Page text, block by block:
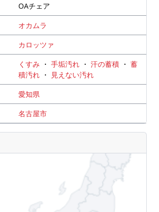
OAチェア
オカムラ
カロッツァ
くすみ ・ 手垢汚れ ・ 汗の蓄積 ・ 蓄
積汚れ ・
見えない汚れ
愛知県
名古屋市